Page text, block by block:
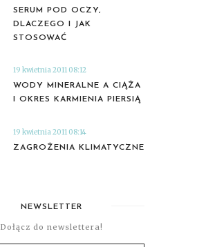
SERUM POD OCZY,
DLACZEGO I JAK
STOSOWAĆ
19 kwietnia 2011 08:12
WODY MINERALNE A CIĄŻA
I OKRES KARMIENIA PIERSIĄ
19 kwietnia 2011 08:14
ZAGROŻENIA KLIMATYCZNE
NEWSLETTER
Dołącz do newslettera!